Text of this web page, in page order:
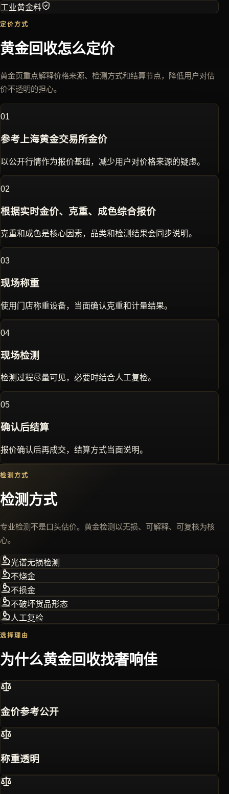
工业黄金料
定价方式
黄金回收怎么定价
黄金页重点解释价格来源、检测方式和结算节点，降低用户对估
价不透明的担心。
01
参考上海黄金交易所金价
以公开行情作为报价基础，减少用户对价格来源的疑虑。
02
根据实时金价、克重、成色综合报价
克重和成色是核心因素，品类和检测结果会同步说明。
03
现场称重
使用门店称重设备，当面确认克重和计量结果。
04
现场检测
检测过程尽量可见，必要时结合人工复检。
05
确认后结算
报价确认后再成交，结算方式当面说明。
检测方式
检测方式
专业检测不是口头估价。黄金检测以无损、可解释、可复核为核
心。
光谱无损检测
不烧金
不损金
不破坏货品形态
人工复检
选择理由
为什么黄金回收找奢响佳
金价参考公开
称重透明